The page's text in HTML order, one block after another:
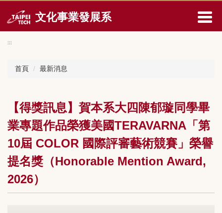
到
文化事業發展系
:::
首頁 最新消息
【得獎訊息】賀本系大四陳郁璇同學畢
業專題作品榮獲美國TERAVARNA「第
10屆 COLOR 國際評審藝術競賽」榮譽
提名獎（Honorable Mention Award,
2026）